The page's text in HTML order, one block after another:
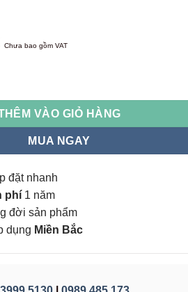
Chưa bao gồm VAT
số lượng
VÀO GIỎ HÀNG
MUA NGAY
đặt nhanh
phí 1 năm
đời sản phẩm
dụng Miền Bắc